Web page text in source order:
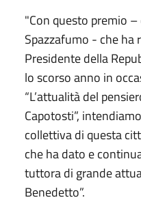
"Con questo premio
Spazzafumo - che ha
Presidente della
lo scorso anno in
“L’attualità del
Capotosti”,
collettiva di questa
che ha dato e
tuttora di grande
Benedetto”.